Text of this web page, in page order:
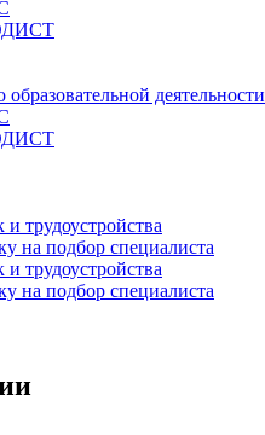
деятельности
трудоустройства
на подбор специалиста
трудоустройства
на подбор специалиста